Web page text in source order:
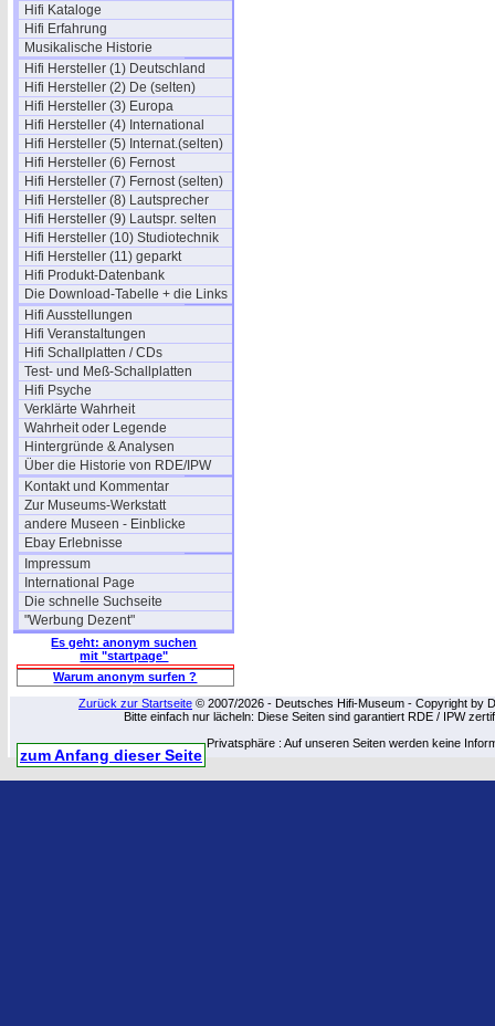
Hifi Kataloge
Hifi Erfahrung
Musikalische Historie
Hifi Hersteller (1) Deutschland
Hifi Hersteller (2) De (selten)
Hifi Hersteller (3) Europa
Hifi Hersteller (4) International
Hifi Hersteller (5) Internat.(selten)
Hifi Hersteller (6) Fernost
Hifi Hersteller (7) Fernost (selten)
Hifi Hersteller (8) Lautsprecher
Hifi Hersteller (9) Lautspr. selten
Hifi Hersteller (10) Studiotechnik
Hifi Hersteller (11) geparkt
Hifi Produkt-Datenbank
Die Download-Tabelle + die Links
Hifi Ausstellungen
Hifi Veranstaltungen
Hifi Schallplatten / CDs
Test- und Meß-Schallplatten
Hifi Psyche
Verklärte Wahrheit
Wahrheit oder Legende
Hintergründe & Analysen
Über die Historie von RDE/IPW
Kontakt und Kommentar
Zur Museums-Werkstatt
andere Museen - Einblicke
Ebay Erlebnisse
Impressum
International Page
Die schnelle Suchseite
"Werbung Dezent"
Es geht: anonym suchen
mit "startpage"
Warum anonym surfen ?
Zurück zur Startseite © 2007/2026 - Deutsches Hifi-Museum - Copyright by
Bitte einfach nur lächeln: Diese Seiten sind garantiert RDE / IPW
Privatsphäre : Auf unseren Seiten werden keine
zum Anfang dieser Seite